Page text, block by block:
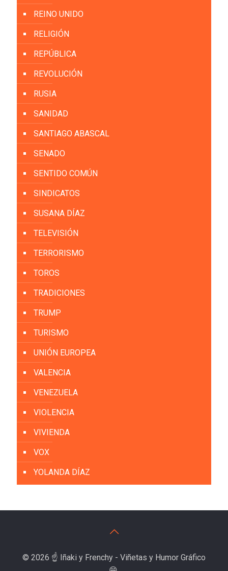
REINO UNIDO
RELIGIÓN
REPÚBLICA
REVOLUCIÓN
RUSIA
SANIDAD
SANTIAGO ABASCAL
SENADO
SENTIDO COMÚN
SINDICATOS
SUSANA DÍAZ
TELEVISIÓN
TERRORISMO
TOROS
TRADICIONES
TRUMP
TURISMO
UNIÓN EUROPEA
VALENCIA
VENEZUELA
VIOLENCIA
VIVIENDA
VOX
YOLANDA DÍAZ
© 2026 ☝️ Iñaki y Frenchy - Viñetas y Humor Gráfico